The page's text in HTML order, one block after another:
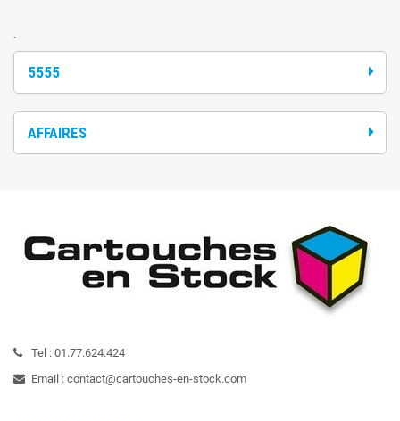
`
5555
AFFAIRES
Tel : 01.77.624.424
Email : contact@cartouches-en-stock.com